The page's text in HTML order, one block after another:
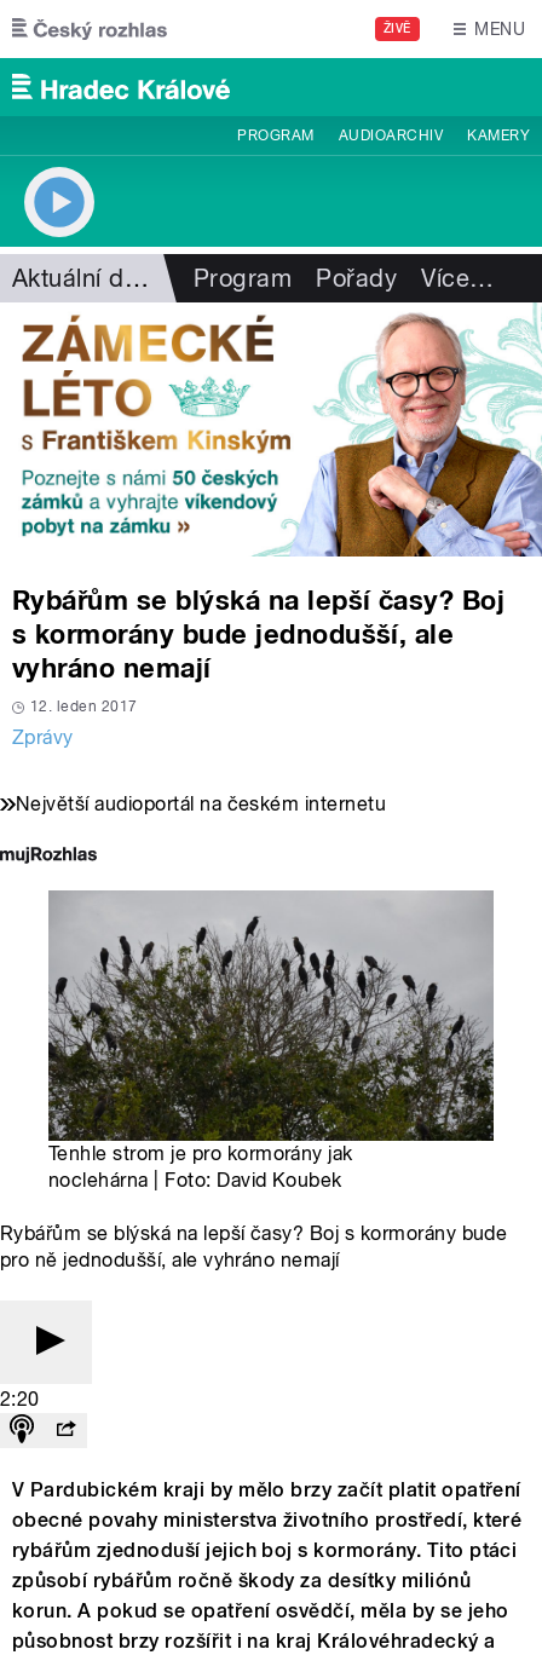
Přejít k hlavnímu obsahu
ŽIVĚ MENU
PROGRAM AUDIOARCHIV KAMERY
Aktuální dění Program Pořady Více…
Rybářům se blýská na lepší časy? Boj
s kormorány bude jednodušší, ale
vyhráno nemají
12. leden 2017
Zprávy
Největší audioportál na českém internetu
Tenhle strom je pro kormorány jak
noclehárna | Foto: David Koubek
Rybářům se blýská na lepší časy? Boj s kormorány bude
pro ně jednodušší, ale vyhráno nemají
2:20
V Pardubickém kraji by mělo brzy začít platit opatření
obecné povahy ministerstva životního prostředí, které
rybářům zjednoduší jejich boj s kormorány. Tito ptáci
způsobí rybářům ročně škody za desítky miliónů
korun. A pokud se opatření osvědčí, měla by se jeho
působnost brzy rozšířit i na kraj Královéhradecký a